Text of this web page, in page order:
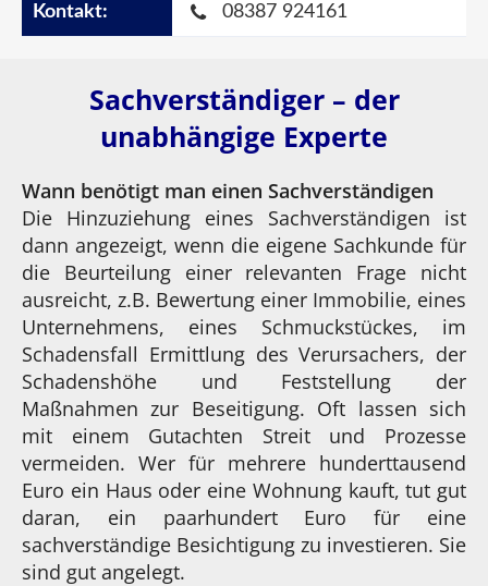
08387 924161
Sachverständiger – der
unabhängige Experte
Wann benötigt man einen Sachverständigen
Die Hinzuziehung eines Sachverständigen ist
dann angezeigt, wenn die eigene Sachkunde für
die Beurteilung einer relevanten Frage nicht
ausreicht, z.B. Bewertung einer Immobilie, eines
Unternehmens, eines Schmuckstückes, im
Schadensfall Ermittlung des Verursachers, der
Schadenshöhe und Feststellung der
Maßnahmen zur Beseitigung. Oft lassen sich
mit einem Gutachten Streit und Prozesse
vermeiden. Wer für mehrere hunderttausend
Euro ein Haus oder eine Wohnung kauft, tut gut
daran, ein paarhundert Euro für eine
sachverständige Besichtigung zu investieren. Sie
sind gut angelegt.